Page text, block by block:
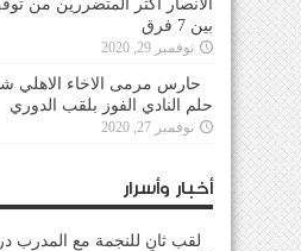
الأنصار أكثر المتضررين من
بين 7 فرق
نوفمبر 29, 2020
حارس مرمى الاخاء الاهلي
حلم النادي الفوز بلقب الدوري
نوفمبر 27, 2020
أخبار وأسرار
لقب ثانٍ للنجمة مع المدرب